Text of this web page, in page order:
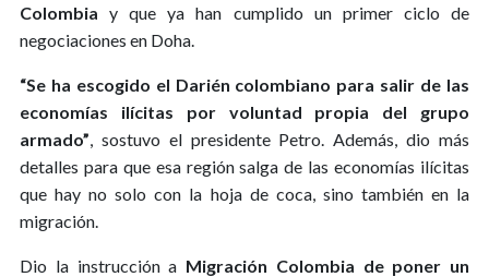
Colombia y que ya han cumplido un primer ciclo de
negociaciones en Doha.
“Se ha escogido el Darién colombiano para salir de las
economías ilícitas por voluntad propia del grupo
armado” , sostuvo el presidente Petro. Además, dio más
detalles para que esa región salga de las economías ilícitas
que hay no solo con la hoja de coca, sino también en la
migración.
Dio la instrucción a Migración Colombia de poner un